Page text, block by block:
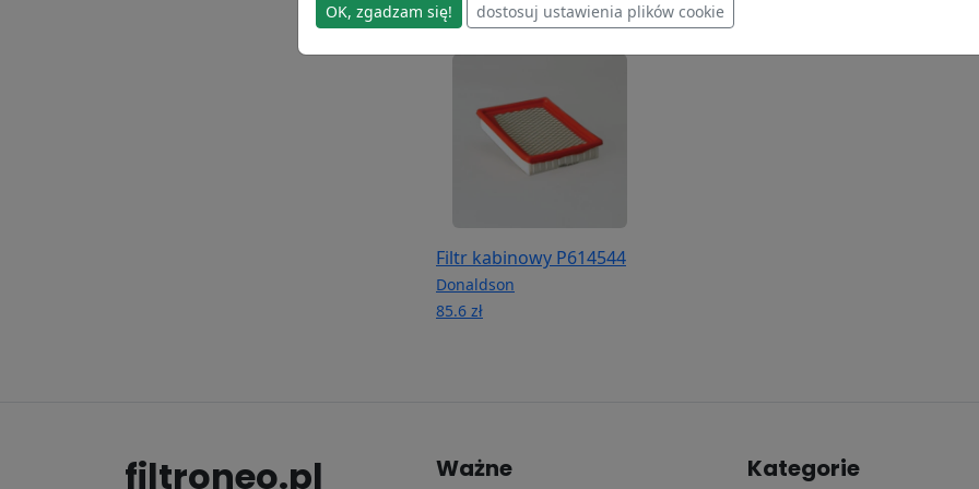
Filtr kabinowy P614544
Donaldson
85.6 zł
filtroneo.pl Ważne Kategorie
OK, zgadzam się! dostosuj ustawienia plików cookie